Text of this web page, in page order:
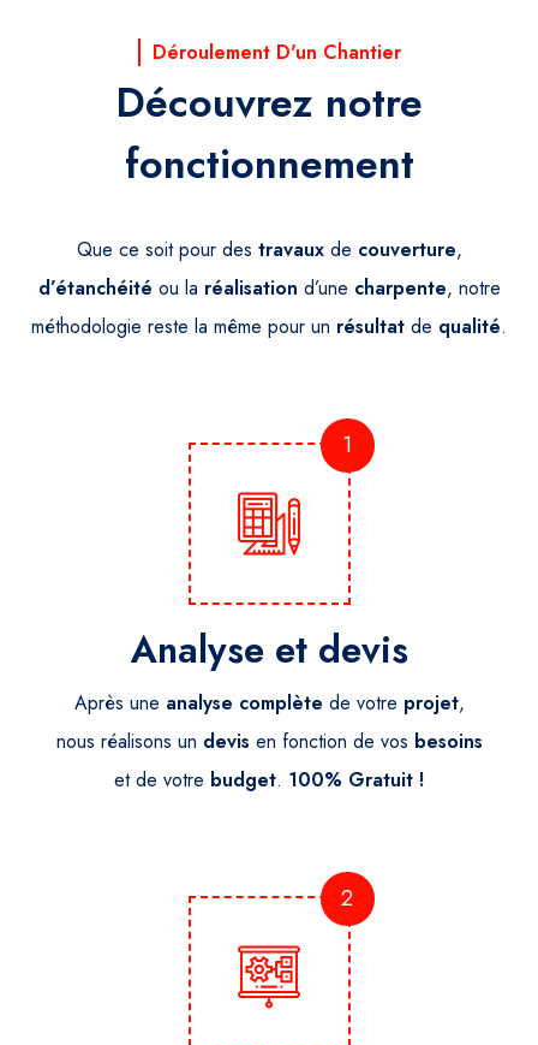
Déroulement D'un Chantier
Découvrez notre
fonctionnement
Que ce soit pour des travauxde couverture,
d’étanchéité ou la réalisation d’une charpente, notre
méthodologie reste la même pour un résultat de qualité.
1
Analyse et devis
Après une analyse complète de votre projet,
nous réalisons un devis en fonction de vos besoins
et de votre budget. 100% Gratuit !
2